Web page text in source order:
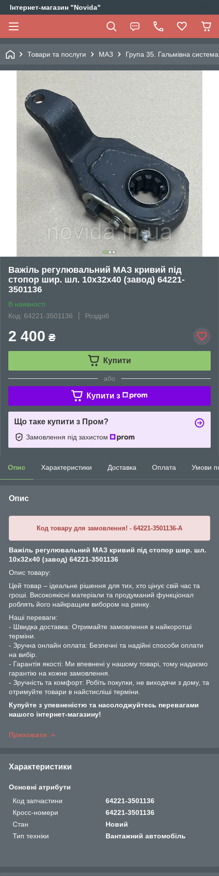
Інтернет-магазин "Novida"
Товари та послуги МАЗ Група 35. Гальмівна система
Важіль регулювальний МАЗ кривий під
стопор шир. шл. 10х32х40 (завод) 64221-
3501136
В наявності
Код: 64221-3501136
Роздріб
2 400 ₴
Купити
або
Купити з
Що таке купити з Пром?
Замовлення під захистом
Опис Характеристики Доставка Оплата Умови
Опис
Код товару для замовлення! - 64221-3501136-A
Важіль регулювальний МАЗ кривий під стопор шир. шл.
10х32х40 (завод) 64221-3501136
Опис товару:
Цей товар – ідеальне рішення для тих, хто цінує свій час та
гроші. Високоякісні матеріали та продуманий функціонал
роблять його найкращим вибором на ринку.
Наші переваги:
- Швидка доставка: Отримайте замовлення в найкоротші
терміни.
- Зручна онлайн оплата: Безпечні та надійні способи оплати
на вибір.
- Гарантія якості: Ми впевнені у нашому товарі, тому надаємо
гарантію на кожне замовлення.
- Зручність та комфорт: Робіть покупки, не виходячи з дому, та
отримуйте товари в найстисліші терміни.
Купуйте з упевненістю та насолоджуйтесь перевагами
нашого інтернет-магазину!
Приховати
Характеристики
Основні атрибути
Код запчастини
64221-3501136
Кросс-номери
64221-3501136
Стан
Новий
Тип техніки
Вантажний автомобіль